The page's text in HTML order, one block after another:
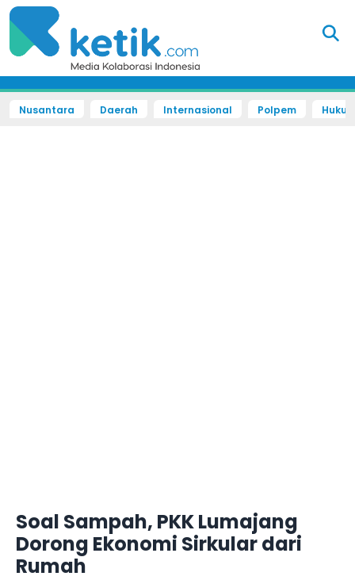
Nusantara Daerah Internasional Polpem
Soal Sampah, PKK Lumajang
Dorong Ekonomi Sirkular dari
Rumah